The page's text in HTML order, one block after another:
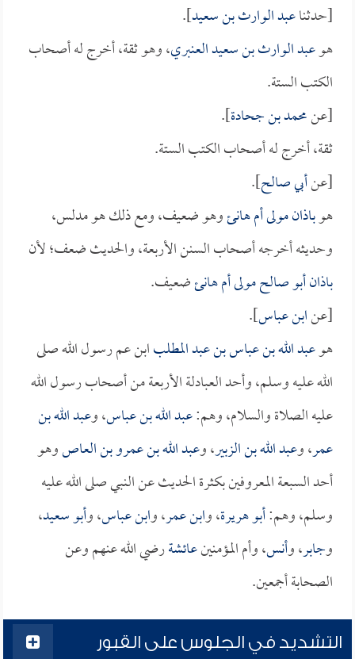
[حدثناعبد الوارث بن سعيد].
هوعبد الوارث بن سعيد العنبري، وهو ثقة، أخرج له أصحاب
الكتب الستة.
[عنمحمد بن جحادة].
ثقة، أخرج له أصحاب الكتب الستة.
[عنأبي صالح].
هوباذان مولى أم هانئوهو ضعيف، ومع ذلك هو مدلس،
وحديثه أخرجه أصحاب السنن الأربعة، والحديث ضعف؛ لأن
باذان أبو صالح مولى أم هانئضعيف.
[عنابن عباس].
هوعبد الله بن عباس بن عبد المطلبابن عم رسول الله صلى
الله عليه وسلم، وأحد العبادلة الأربعة من أصحاب رسول الله
عليه الصلاة والسلام، وهم:عبد الله بن عباس، وعبد الله بن
عمر، وعبد الله بن الزبير، وعبد الله بن عمرو بن العاصوهو
أحد السبعة المعروفين بكثرة الحديث عن النبي صلى الله عليه
وسلم، وهم:أبو هريرة، وابن عمر، وابن عباس، وأبو سعيد،
وجابر، وأنس، وأم المؤمنينعائشةرضي الله عنهم وعن
الصحابة أجمعين.
التشديد في الجلوس على القبور